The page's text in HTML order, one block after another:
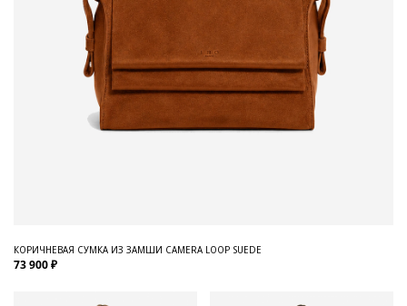
КОРИЧНЕВАЯ СУМКА ИЗ ЗАМШИ CAMERA LOOP SUEDE
73 900 ₽